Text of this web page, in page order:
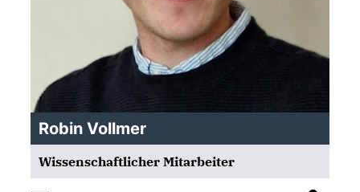
Robin Vollmer
Wissenschaftlicher Mitarbeiter